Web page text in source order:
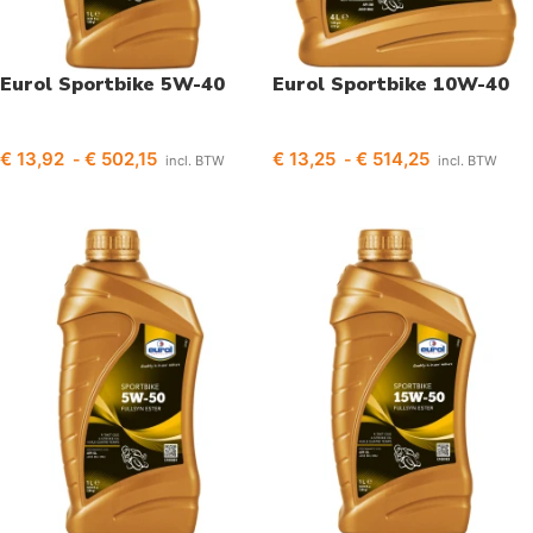
Eurol Sportbike 5W-40
€ 13,92 - € 502,15 incl. BTW
Eurol Sportbike 10W-40
€ 13,25 - € 514,25 incl. BTW